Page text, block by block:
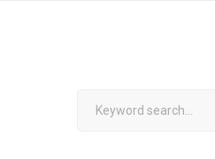
Search